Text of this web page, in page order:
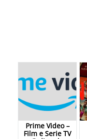
Prime Video –
Film e Serie TV